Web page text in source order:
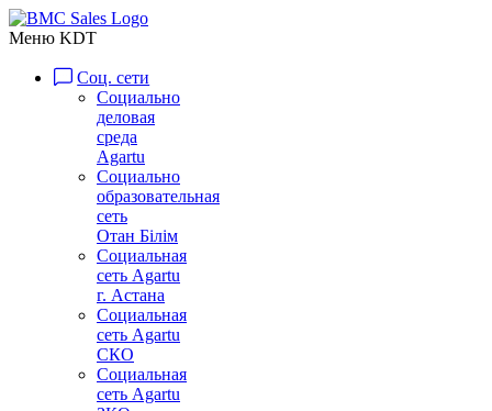
Меню KDT
Соц. сети
Социально
деловая
среда
Agartu
Социально
образовательная
сеть
Отан Бiлiм
Социальная
сеть Agartu
г. Астана
Социальная
сеть Agartu
СКО
Социальная
сеть Agartu